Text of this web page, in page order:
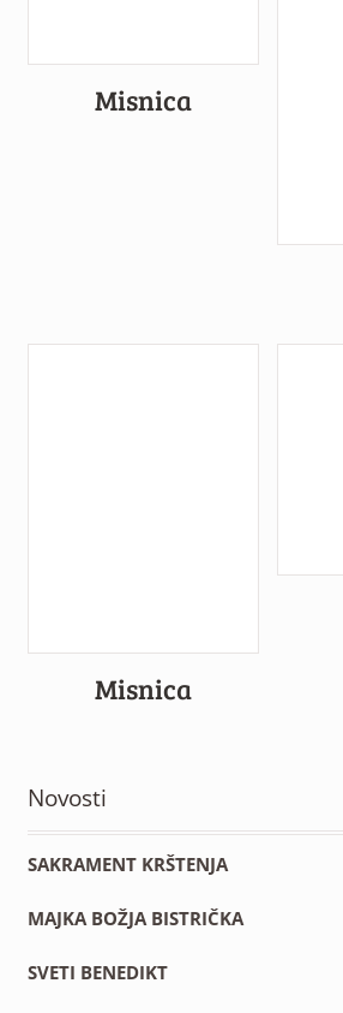
Misnica
Misnica
Novosti
SAKRAMENT KRŠTENJA
MAJKA BOŽJA BISTRIČKA
SVETI BENEDIKT